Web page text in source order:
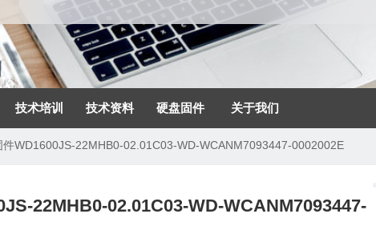
技术培训 技术资料 硬盘固件 关于我们
WD1600JS-22MHB0-02.01C03-WD-WCANM7093447-0002002E
22MHB0-02.01C03-WD-WCANM7093447-